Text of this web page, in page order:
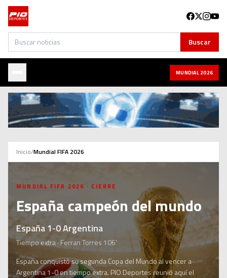
Buscar Buscar
MUNDIAL 2026
Inicio/Mundial FIFA 2026
MUNDIAL FIFA 2026 · CIERRE
Españacampeón del mundo
España1-0Argentina
Tiempo extra · Ferran Torres 106'
España conquistó su segunda Copa del Mundo al vencer a
Argentina 1-0 en tiempo extra. PIO Deportes reunió aquí el